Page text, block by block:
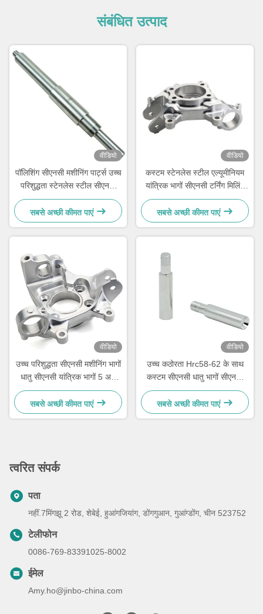
संबंधित उत्पाद
वीडियो
पॉलिशिंग सीएनसी मशीनिंग पार्ट्स उच्च
परिशुद्धता स्टेनलेस स्टील सीएनसी
यांत्रिक भागों
सबसे अच्छी कीमत पाएं
वीडियो
कस्टम स्टेनलेस स्टील एल्यूमीनियम
यांत्रिक भागों सीएनसी टर्निंग मिलिंग
भागों
सबसे अच्छी कीमत पाएं
वीडियो
उच्च परिशुद्धता सीएनसी मशीनिंग भागों
धातु सीएनसी यांत्रिक भागों 5 अक्ष
अनुकूलित
सबसे अच्छी कीमत पाएं
वीडियो
उच्च कठोरता Hrc58-62 के साथ
कस्टम सीएनसी धातु भागों सीएनसी
मिलिंग मशीन
सबसे अच्छी कीमत पाएं
त्वरित संपर्क
पता
नहीं.7मिंगझू 2 रोड, शेबेई, हुआंगजियांग, डोंगगुआन, गुआंग्डोंग, चीन 523752
टेलीफोन
0086-769-83391025-8002
ईमेल
Amy.ho@jinbo-china.com